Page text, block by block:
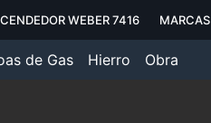
WEBER 7416 MARCAS
de Gas Hierro Obra